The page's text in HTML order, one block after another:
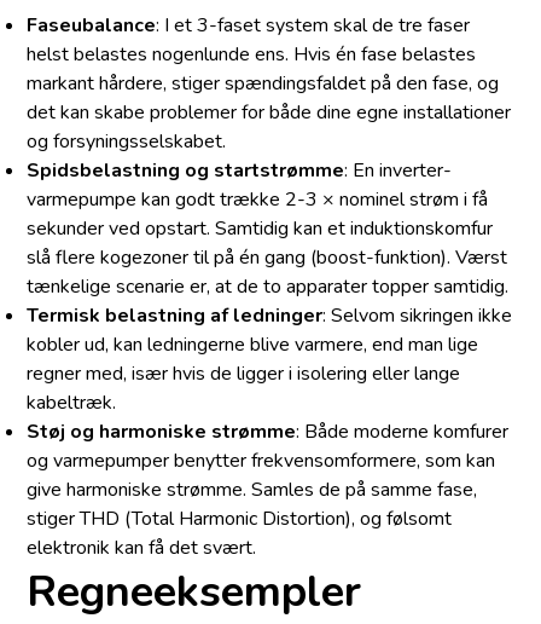
Faseubalance: I et 3-faset system skal de tre faser
helst belastes nogenlunde ens. Hvis én fase belastes
markant hårdere, stiger spændingsfaldet på den fase, og
det kan skabe problemer for både dine egne installationer
og forsyningsselskabet.
Spidsbelastning og startstrømme: En inverter-
varmepumpe kan godt trække 2-3 × nominel strøm i få
sekunder ved opstart. Samtidig kan et induktionskomfur
slå flere kogezoner til på én gang (boost-funktion). Værst
tænkelige scenarie er, at de to apparater topper samtidig.
Termisk belastning af ledninger: Selvom sikringen ikke
kobler ud, kan ledningerne blive varmere, end man lige
regner med, især hvis de ligger i isolering eller lange
kabeltræk.
Støj og harmoniske strømme: Både moderne komfurer
og varmepumper benytter frekvensomformere, som kan
give harmoniske strømme. Samles de på samme fase,
stiger THD (Total Harmonic Distortion), og følsomt
elektronik kan få det svært.
Regneeksempler